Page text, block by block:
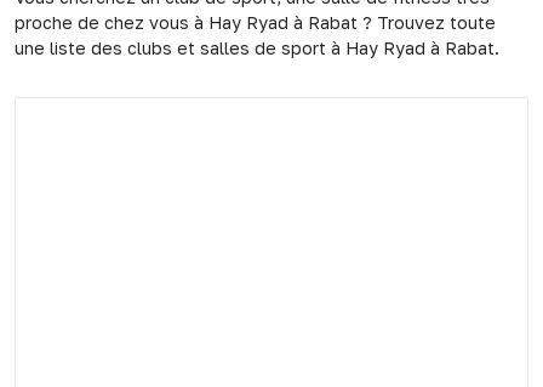
proche de chez vous à Hay Ryad à Rabat ? Trouvez toute
une liste des clubs et salles de sport à Hay Ryad à Rabat.